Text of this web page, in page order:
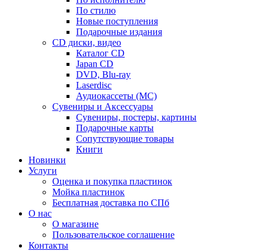
По стилю
Новые поступления
Подарочные издания
CD диски, видео
Каталог CD
Japan CD
DVD, Blu-ray
Laserdisc
Аудиокассеты (MC)
Сувениры и Аксессуары
Сувениры, постеры, картины
Подарочные карты
Сопутствующие товары
Книги
Новинки
Услуги
Оценка и покупка пластинок
Мойка пластинок
Бесплатная доставка по СПб
О нас
О магазине
Пользовательское соглашение
Контакты